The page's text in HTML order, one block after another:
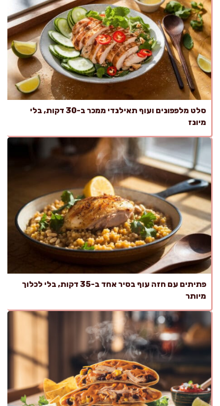
סלט מלפפונים ועוף תאילנדי ממכר ב-30 דקות, בלי
מיונז
פתיתים עם חזה עוף בסיר אחד ב-35 דקות, בלי לכלוך
מיותר